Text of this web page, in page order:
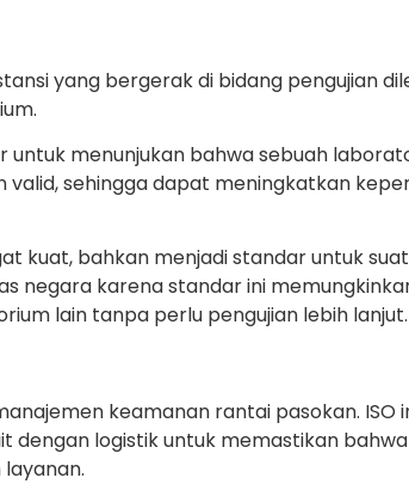
yang bergerak di bidang pengujian
untuk menunjukan bahwa sebuah
valid, sehingga dapat meningkatkan
kuat, bahkan menjadi standar untuk
negara karena standar ini
lain tanpa perlu pengujian lebih lanjut.
keamanan rantai pasokan. ISO
dengan logistik untuk memastikan bahwa